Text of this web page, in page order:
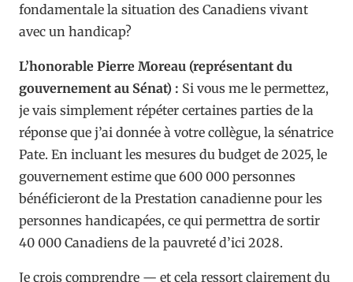
fondamentale la situation des Canadiens vivant
avec un handicap?
L’honorable Pierre Moreau (représentant du
gouvernement au Sénat) : Si vous me le permettez,
je vais simplement répéter certaines parties de la
réponse que j’ai donnée à votre collègue, la sénatrice
Pate. En incluant les mesures du budget de 2025, le
gouvernement estime que 600 000 personnes
bénéficieront de la Prestation canadienne pour les
personnes handicapées, ce qui permettra de sortir
40 000 Canadiens de la pauvreté d’ici 2028.
Je crois comprendre — et cela ressort clairement du